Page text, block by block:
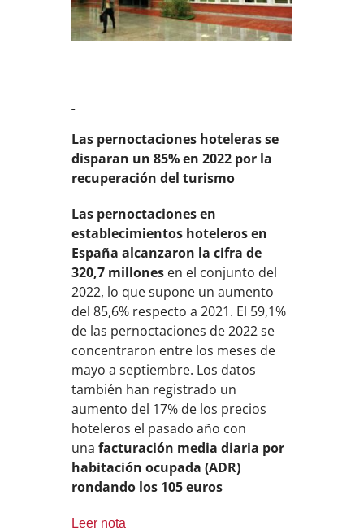
Las pernoctaciones hoteleras se
disparan un 85% en 2022 por la
recuperación del turismo
Las pernoctaciones en
establecimientos hoteleros en
España alcanzaron la cifra de
320,7 millones en el conjunto del
2022, lo que supone un aumento
del 85,6% respecto a 2021. El 59,1%
de las pernoctaciones de 2022 se
concentraron entre los meses de
mayo a septiembre. Los datos
también han registrado un
aumento del 17% de los precios
hoteleros el pasado año con
unafacturación media diaria por
habitación ocupada (ADR)
rondando los 105 euros
Leer nota